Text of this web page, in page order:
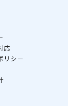
応
リシー